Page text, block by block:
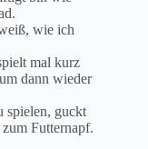
wie ich
mal kurz
dann wieder
spielen, guckt
Futternapf.